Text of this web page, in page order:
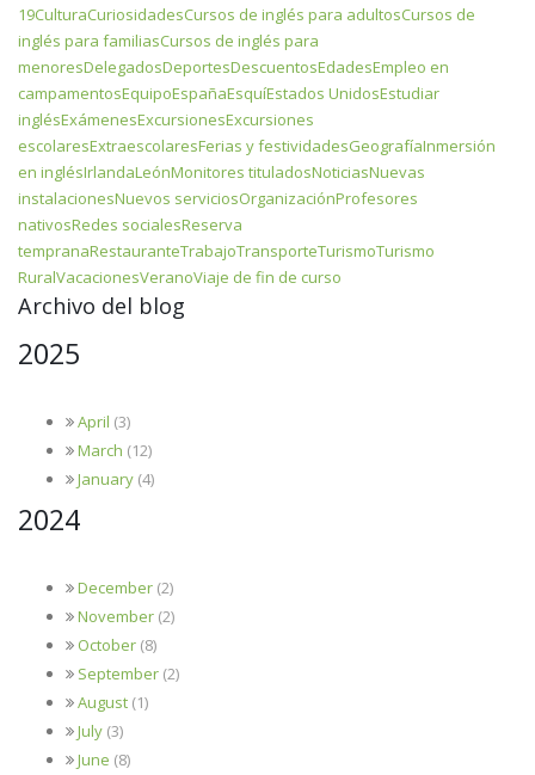
19CulturaCuriosidadesCursos de inglés para adultosCursos de
inglés para familiasCursos de inglés para
menoresDelegadosDeportesDescuentosEdadesEmpleo en
campamentosEquipoEspañaEsquíEstados UnidosEstudiar
inglésExámenesExcursionesExcursiones
escolaresExtraescolaresFerias y festividadesGeografíaInmersión
en inglésIrlandaLeónMonitores tituladosNoticiasNuevas
instalacionesNuevos serviciosOrganizaciónProfesores
nativosRedes socialesReserva
tempranaRestauranteTrabajoTransporteTurismoTurismo
RuralVacacionesVeranoViaje de fin de curso
Archivo del blog
2025
April (3)
March (12)
January (4)
2024
December (2)
November (2)
October (8)
September (2)
August (1)
July (3)
June (8)